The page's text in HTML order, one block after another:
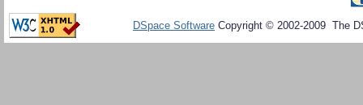
DSpace Software Copyright © 2002-2009 The